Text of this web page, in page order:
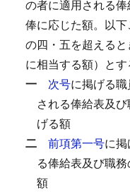
の者に適用される
俸に応じた額。以
の四・五を超える
に相当する額）とす
一 次号に掲げる
される俸給表及
げる額
二 前項第一号に
る俸給表及び職
額